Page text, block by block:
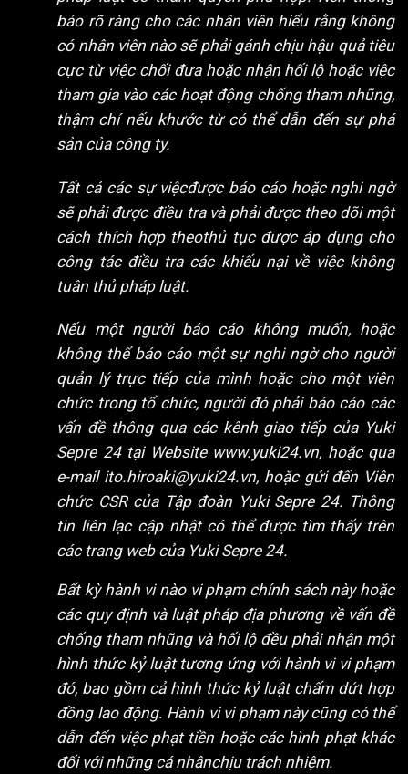
báo rõ ràng cho các nhân viên hiểu rằng không
có nhân viên nào sẽ phải gánh chịu hậu quả tiêu
cực từ việc chối đưa hoặc nhận hối lộ hoặc việc
tham gia vào các hoạt động chống tham nhũng,
thậm chí nếu khước từ có thể dẫn đến sự phá
sản của công ty.
Tất cả các sự việcđược báo cáo hoặc nghi ngờ
sẽ phải được điều tra và phải được theo dõi một
cách thích hợp theothủ tục được áp dụng cho
công tác điều tra các khiếu nại về việc không
tuân thủ pháp luật.
Nếu một người báo cáo không muốn, hoặc
không thể báo cáo một sự nghi ngờ cho người
quản lý trực tiếp của mình hoặc cho một viên
chức trong tổ chức, người đó phải báo cáo các
vấn đề thông qua các kênh giao tiếp của Yuki
Sepre 24 tại Website www.yuki24.vn, hoặc qua
e-mail ito.hiroaki@yuki24.vn, hoặc gửi đến Viên
chức CSR của Tập đoàn Yuki Sepre 24. Thông
tin liên lạc cập nhật có thể được tìm thấy trên
các trang web của Yuki Sepre 24.
Bất kỳ hành vi nào vi phạm chính sách này hoặc
các quy định và luật pháp địa phương về vấn đề
chống tham nhũng và hối lộ đều phải nhận một
hình thức kỷ luật tương ứng với hành vi vi phạm
đó, bao gồm cả hình thức kỷ luật chấm dứt hợp
đồng lao động. Hành vi vi phạm này cũng có thể
dẫn đến việc phạt tiền hoặc các hình phạt khác
đối với những cá nhânchịu trách nhiệm.